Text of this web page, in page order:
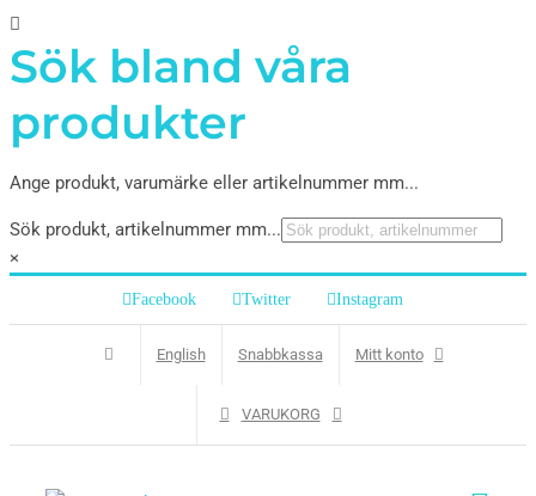
Sök bland våra
produkter
Ange produkt, varumärke eller artikelnummer mm...
Sök produkt, artikelnummer mm...
×
Facebook Twitter Instagram
English Snabbkassa Mitt konto
VARUKORG